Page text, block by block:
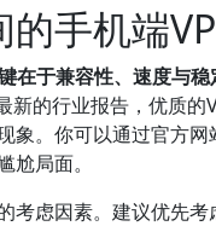
手机端
于兼容性、速度与稳
的行业报告，优质
象。你可以通过官方
局面。
考虑因素。建议优先